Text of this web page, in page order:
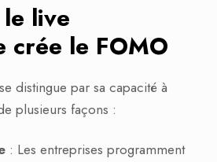
live
crée le FOMO
distingue par sa capacité à
plusieurs façons :
: Les entreprises programment